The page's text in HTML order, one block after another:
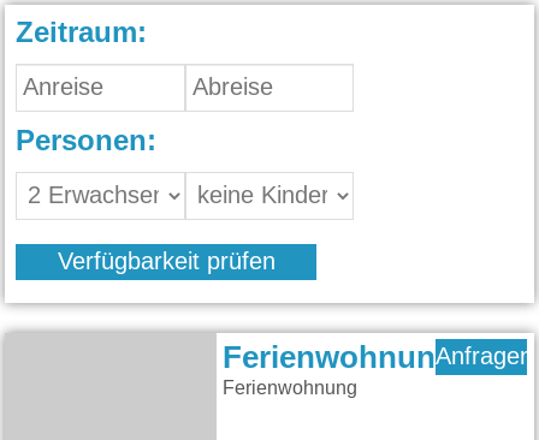
Zeitraum:
Personen:
Verfügbarkeit prüfen
Ferienwohnung
Ferienwohnung
Anfragen